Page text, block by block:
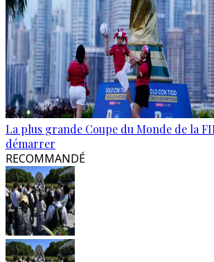
La plus grande Coupe du Monde de la
démarrer
RECOMMANDÉ